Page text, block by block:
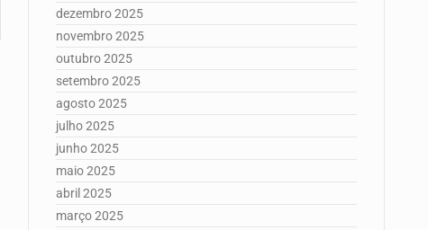
dezembro 2025
novembro 2025
outubro 2025
setembro 2025
agosto 2025
julho 2025
junho 2025
maio 2025
abril 2025
março 2025